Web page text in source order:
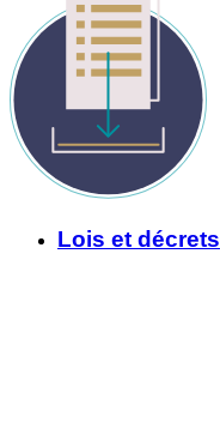
Lois et décrets